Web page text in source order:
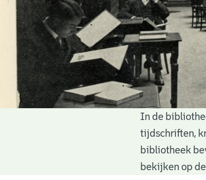
In de
tijdschriften,
bibliotheek
bekijken op